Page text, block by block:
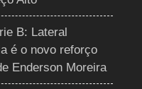
B: Lateral
é o novo reforço
Enderson Moreira